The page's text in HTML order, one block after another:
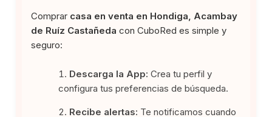
Comprar casa en venta en Hondiga, Acambay
de Ruíz Castañeda con CuboRed es simple y
seguro:
Descarga la App: Crea tu perfil y
configura tus preferencias de búsqueda.
Recibe alertas: Te notificamos cuando